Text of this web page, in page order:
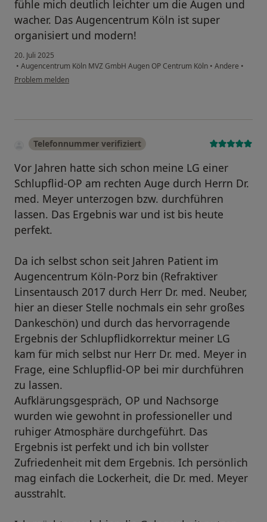
fühle mich deutlich leichter um die Augen und
wacher. Das Augencentrum Köln ist super
organisiert und modern!
20. Juli 2025
• Augencentrum Köln MVZ GmbH Augen OP Centrum Köln • Andere •
Problem melden
Telefonnummer verifiziert
Vor Jahren hatte sich schon meine LG einer
Schlupflid-OP am rechten Auge durch Herrn Dr.
med. Meyer unterzogen bzw. durchführen
lassen. Das Ergebnis war und ist bis heute
perfekt.
Da ich selbst schon seit Jahren Patient im
Augencentrum Köln-Porz bin (Refraktiver
Linsentausch 2017 durch Herr Dr. med. Neuber,
hier an dieser Stelle nochmals ein sehr großes
Dankeschön) und durch das hervorragende
Ergebnis der Schlupflidkorrektur meiner LG
kam für mich selbst nur Herr Dr. med. Meyer in
Frage, eine Schlupflid-OP bei mir durchführen
zu lassen.
Aufklärungsgespräch, OP und Nachsorge
wurden wie gewohnt in professioneller und
ruhiger Atmosphäre durchgeführt. Das
Ergebnis ist perfekt und ich bin vollster
Zufriedenheit mit dem Ergebnis. Ich persönlich
mag einfach die Lockerheit, die Dr. med. Meyer
ausstrahlt.